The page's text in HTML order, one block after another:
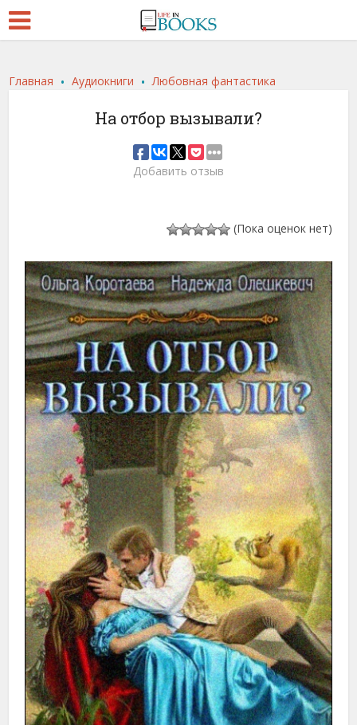
Главная . Аудиокниги . Любовная фантастика
На отбор вызывали?
Добавить отзыв
(Пока оценок нет)